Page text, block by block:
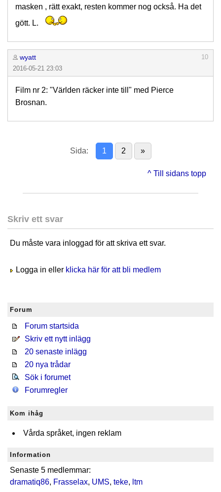
masken , rätt exakt, resten kommer nog också. Ha det
gött. L.
wyatt
10
2016-05-21 23:03
Film nr 2: "Världen räcker inte till" med Pierce
Brosnan.
Sida: 1 2 »
^ Till sidans topp
Skriv ett svar
Du måste vara inloggad för att skriva ett svar.
Logga in eller klicka här för att bli medlem
Forum
Forum startsida
Skriv ett nytt inlägg
20 senaste inlägg
20 nya trådar
Sök i forumet
Forumregler
Kom ihåg
Vårda språket, ingen reklam
Information
Senaste 5 medlemmar:
dramatiq86, Frasselax, UMS, teke, ltm